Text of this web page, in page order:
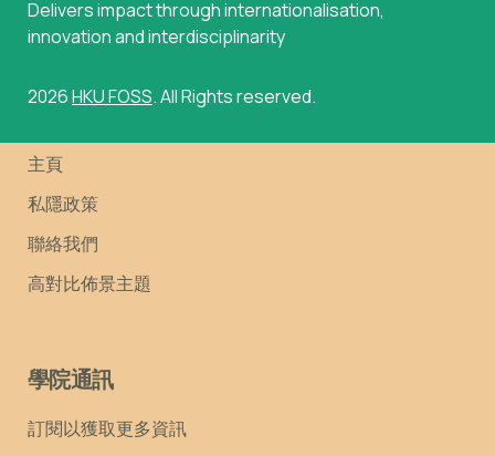
Delivers impact through internationalisation,
innovation and interdisciplinarity
2026HKU FOSS. All Rights reserved.
主頁
私隱政策
聯絡我們
高對比佈景主題
學院通訊
訂閱以獲取更多資訊